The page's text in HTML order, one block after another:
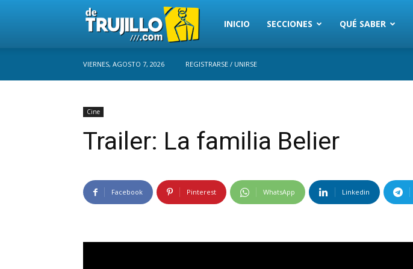
Trujillo
INICIO SECCIONES QUÉ SABER
VIERNES, AGOSTO 7, 2026 REGISTRARSE / UNIRSE
Cine
Trailer: La familia Belier
Facebook Pinterest WhatsApp Linkedin